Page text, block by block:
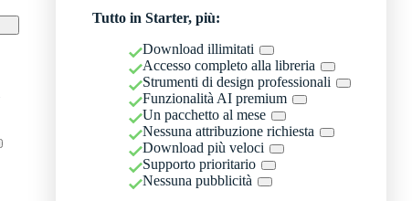
Tutto in Starter, più:
Download illimitati
Accesso completo alla libreria
Strumenti di design professionali
Funzionalità AI premium
Un pacchetto al mese
Nessuna attribuzione richiesta
Download più veloci
Supporto prioritario
Nessuna pubblicità